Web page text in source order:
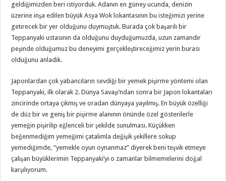
geldiğimizden beri istiyorduk. Adanın en güney ucunda, denizin
üzerine inşa edilen büyük Asya Wok lokantasının bu isteğimizi yerine
getirecek bir yer olduğunu duymuştuk. Burada çok başarılı bir
Teppanyaki ustasının da olduğunu duyduğumuzda, uzun zamandır
peşinde olduğumuz bu deneyimi gerçekleştireceğimiz yerin burası
olduğunu anladık.
Japonlardan çok yabancıların sevdiği bir yemek pişirme yöntemi olan
Teppanyaki, ilk olarak 2. Dünya Savaşı’ndan sonra bir Japon lokantaları
zincirinde ortaya çıkmış ve oradan dünyaya yayılmış. En büyük özelliği
de düz bir ve geniş bir pişirme alanının önünde özel gösterilerle
yemeğin pişirilip eğlenceli bir şekilde sunulması. Küçükken
beğenmediğim yemeğimi çatalımla değişik şekillere sokup
yemediğimde, “yemekle oyun oynanmaz” diyerek beni teşvik etmeye
çalışan büyüklerimin Teppanyaki’yi o zamanlar bilmemelerini doğal
karşılıyorum.